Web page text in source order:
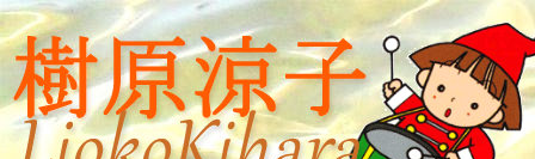
Profile